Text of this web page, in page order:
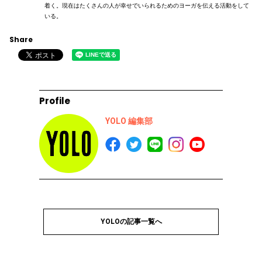
着く。現在はたくさんの人が幸せでいられるためのヨーガを伝える活動をして
いる。
Share
Profile
YOLO 編集部
YOLOの記事一覧へ